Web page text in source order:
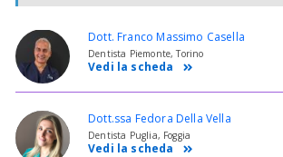
Dott. Franco Massimo Casella
Dentista Piemonte, Torino
Vedi la scheda
Dott.ssa Fedora Della Vella
Dentista Puglia, Foggia
Vedi la scheda